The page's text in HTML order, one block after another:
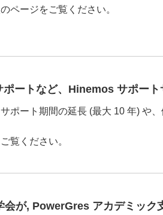
ページをご覧ください。
ートなど、Hinemos サポー
ポート期間の延長 (最大 10 年) や
覧ください。
が, PowerGres アカデミック